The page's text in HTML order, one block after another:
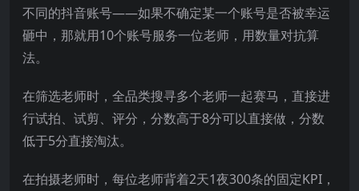
不同的抖音账号——如果不确定某一个账号是否被幸运
砸中，那就用10个账号服务一位老师，用数量对抗算
法。
在筛选老师时，全品类搜寻多个老师一起赛马，直接进
行试拍、试剪、评分，分数高于8分可以直接做，分数
低于5分直接淘汰。
在拍摄老师时，每位老师背着2天1夜300条的固定KPI，